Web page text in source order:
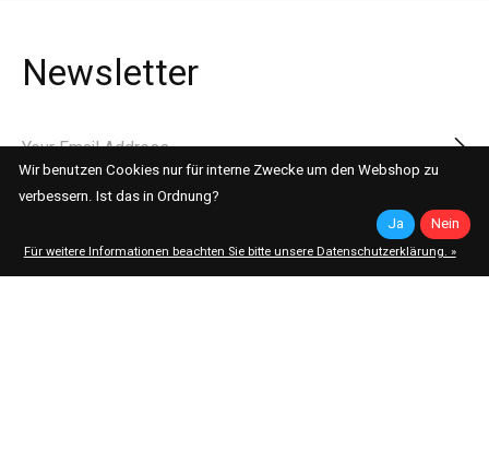
Newsletter
Don’t worry, we won’t spam
Wir benutzen Cookies nur für interne Zwecke um den Webshop zu
verbessern. Ist das in Ordnung?
Ja
Nein
Für weitere Informationen beachten Sie bitte unsere Datenschutzerklärung. »